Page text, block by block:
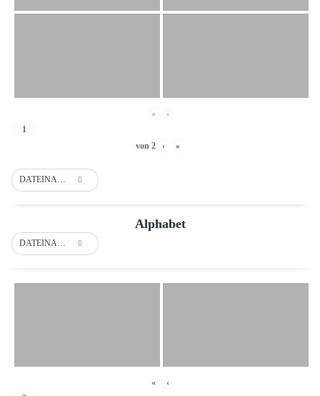
« ‹
von 2 › »
Alphabet
« ‹